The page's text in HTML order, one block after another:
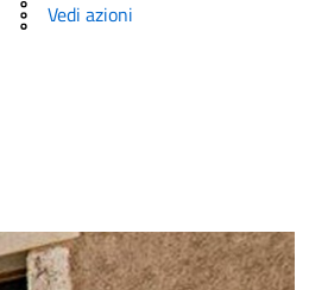
Vedi azioni